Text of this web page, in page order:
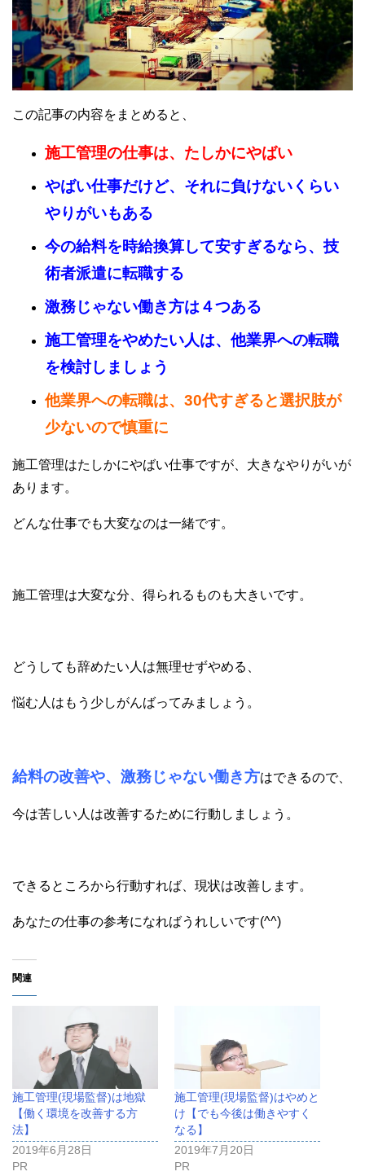
この記事の内容をまとめると、
施工管理の仕事は、たしかにやばい
やばい仕事だけど、それに負けないくらい
やりがいもある
今の給料を時給換算して安すぎるなら、技
術者派遣に転職する
激務じゃない働き方は４つある
施工管理をやめたい人は、他業界への転職
を検討しましょう
他業界への転職は、30代すぎると選択肢が
少ないので慎重に
施工管理はたしかにやばい仕事ですが、大きなやりがいが
あります。
どんな仕事でも大変なのは一緒です。
施工管理は大変な分、得られるものも大きいです。
どうしても辞めたい人は無理せずやめる、
悩む人はもう少しがんばってみましょう。
給料の改善や、激務じゃない働き方はできるので、
今は苦しい人は改善するために行動しましょう。
できるところから行動すれば、現状は改善します。
あなたの仕事の参考になればうれしいです(^^)
関連
施工管理(現場監督)は地獄
【働く環境を改善する方
法】
2019年6月28日
PR
施工管理(現場監督)はやめと
け【でも今後は働きやすく
なる】
2019年7月20日
PR